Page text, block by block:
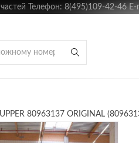
Телефон: 8(495)109-42-46 E-
80963137 ORIGINAL